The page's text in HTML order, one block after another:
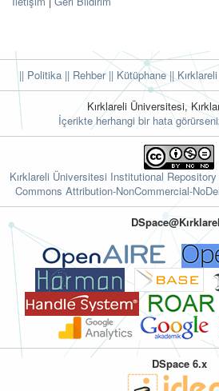
|| Politika || Rehber|| Kütüphane||
Kırklareli Üniversitesi,
İçerikte herhangi bir hata
Kırklareli Üniversitesi Institutional Repository
Commons Attribution-NonCommercial-
DSpace 6.x